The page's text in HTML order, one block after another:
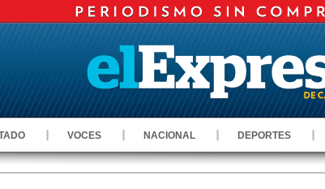
VOCES NACIONAL DEPORTES